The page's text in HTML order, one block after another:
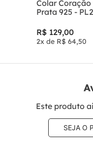
Colar
Prata 925 -
R$ 129,00
2x de R$ 64,50
Este produto
SEJA O